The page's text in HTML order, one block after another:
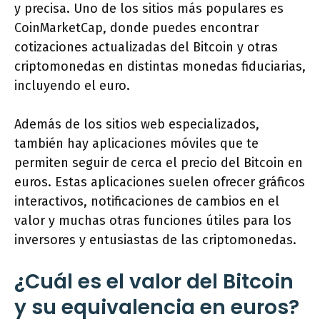
y precisa. Uno de los sitios más populares es
CoinMarketCap, donde puedes encontrar
cotizaciones actualizadas del Bitcoin y otras
criptomonedas en distintas monedas fiduciarias,
incluyendo el euro.
Además de los sitios web especializados,
también hay aplicaciones móviles que te
permiten seguir de cerca el precio del Bitcoin en
euros. Estas aplicaciones suelen ofrecer gráficos
interactivos, notificaciones de cambios en el
valor y muchas otras funciones útiles para los
inversores y entusiastas de las criptomonedas.
¿Cuál es el valor del Bitcoin
y su equivalencia en euros?